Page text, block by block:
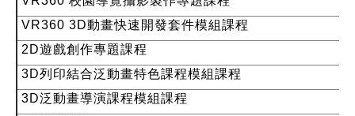
VR360 3D動畫快速開發套件模組課程
2D遊戲創作專題課程
3D列印結合泛動畫特色課程模組課程
3D泛動畫導演課程模組課程